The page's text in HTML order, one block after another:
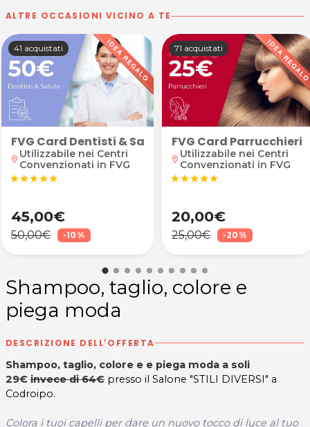
ALTRE OCCASIONI VICINO A TE
41 acquistati
FVG Card Dentisti & Salute
location_on Utilizzabile nei Centri
Convenzionati in FVG
starstarstarstarstar
45,00€
50,00€ -10%
71 acquistati
FVG Card Parrucchieri
location_on Utilizzabile nei Centri
Convenzionati in FVG
starstarstarstarstar
20,00€
25,00€ -20%
Shampoo, taglio, colore e
piega moda
DESCRIZIONE DELL'OFFERTA
Shampoo, taglio, colore e e piega moda a soli
29€ invece di 64€ presso il Salone "STILI DIVERSI" a
Codroipo.
Colora i tuoi capelli per dare un nuovo tocco di luce al tuo